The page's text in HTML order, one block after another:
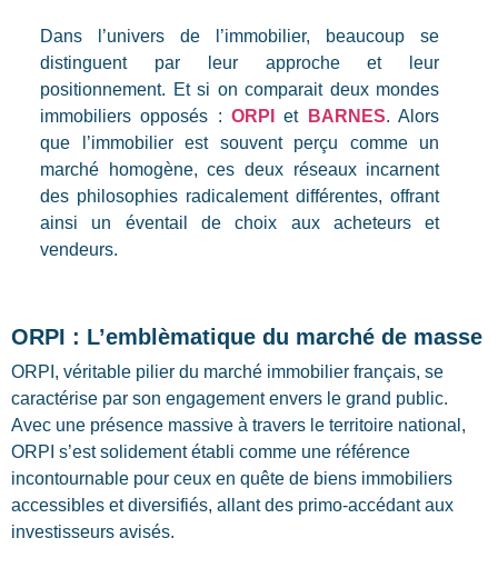
Dans l’univers de l’immobilier, beaucoup se
distinguent par leur approche et leur
positionnement. Et si on comparait deux mondes
immobiliers opposés :ORPI et BARNES. Alors
que l’immobilier est souvent perçu comme un
marché homogène, ces deux réseaux incarnent
des philosophies radicalement différentes, offrant
ainsi un éventail de choix aux acheteurs et
vendeurs.
ORPI : L’emblèmatique du marché de masse
ORPI, véritable pilier du marché immobilier français, se
caractérise par son engagement envers le grand public.
Avec une présence massive à travers le territoire national,
ORPI s’est solidement établi comme une référence
incontournable pour ceux en quête de biens immobiliers
accessibles et diversifiés, allant des primo-accédant aux
investisseurs avisés.